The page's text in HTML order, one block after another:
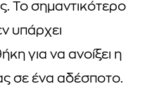
Το σημαντικότερο
υπάρχει
για να ανοίξει η
σε ένα αδέσποτο.